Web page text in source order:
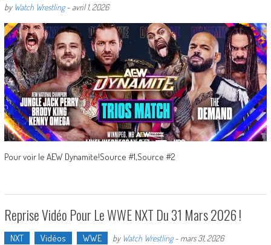
by Watch Wrestling- avril 1, 2026
Pour voir le AEW Dynamite!Source #1,Source #2
Reprise Vidéo Pour Le WWE NXT Du 31 Mars 2026 !
NXT Vidéos WWE by Watch Wrestling- mars 31, 2026